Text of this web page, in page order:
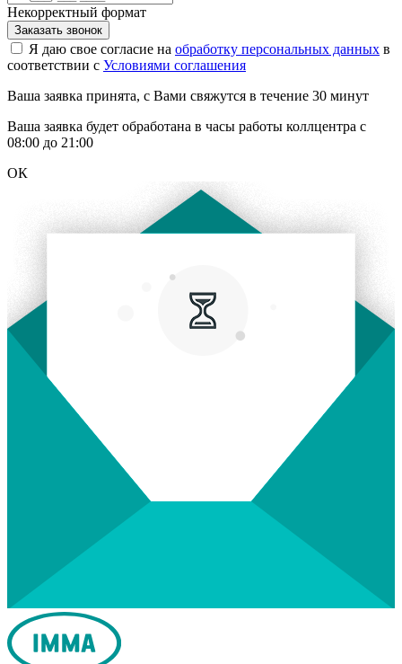
Некорректный формат
Заказать звонок
Я даю свое согласие на обработку персональных данных в
соответствии с Условиями соглашения
Ваша заявка принята, с Вами свяжутся в течение 30 минут
Ваша заявка будет обработана в часы работы коллцентра с
08:00 до 21:00
ОК